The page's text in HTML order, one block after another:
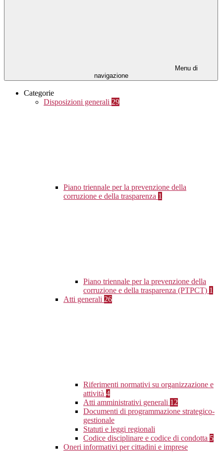
Menu di
navigazione
Categorie
Disposizioni generali 29
Piano triennale per la prevenzione della
corruzione e della trasparenza 1
Piano triennale per la prevenzione della
corruzione e della trasparenza (PTPCT) 1
Atti generali 26
Riferimenti normativi su organizzazione e
attività 4
Atti amministrativi generali 12
Documenti di programmazione strategico-
gestionale
Statuti e leggi regionali
Codice disciplinare e codice di condotta 5
Oneri informativi per cittadini e imprese